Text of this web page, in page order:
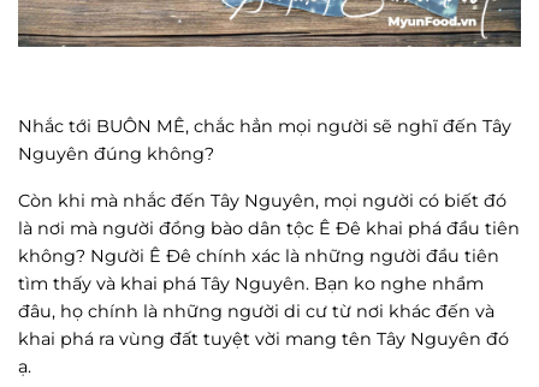
Nhắc tới BUÔN MÊ, chắc hẳn mọi người sẽ nghĩ đến Tây
Nguyên đúng không?
Còn khi mà nhắc đến Tây Nguyên, mọi người có biết đó
là nơi mà người đồng bào dân tộc Ê Đê khai phá đầu tiên
không? Người Ê Đê chính xác là những người đầu tiên
tìm thấy và khai phá Tây Nguyên. Bạn ko nghe nhầm
đâu, họ chính là những người di cư từ nơi khác đến và
khai phá ra vùng đất tuyệt vời mang tên Tây Nguyên đó
ạ.